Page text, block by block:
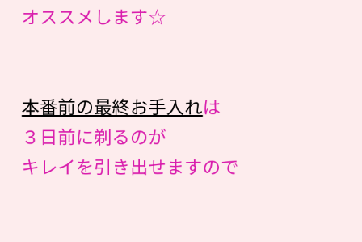
オススメします☆
本番前の最終お手入れは
３日前に剃るのが
キレイを引き出せますので